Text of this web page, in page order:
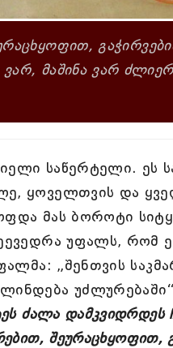
მაშინა ვარ
საწერტელი. ეს
ყოველთვის და
მას ბოროტი
უფალს, რომ
„შენთვის
ძალა დამკვიდრდეს
შეურაცხყოფით,